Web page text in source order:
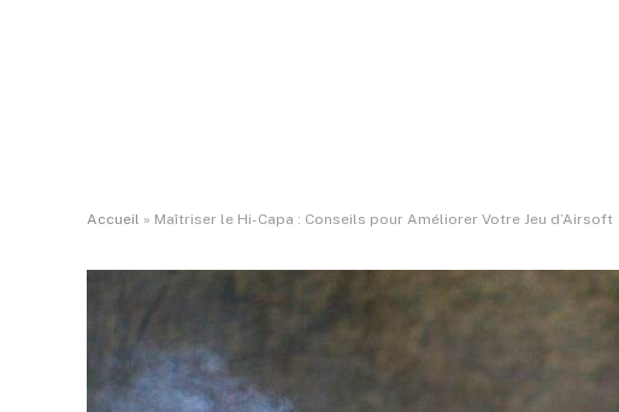
Accueil » Maîtriser le Hi-Capa : Conseils pour Améliorer Votre Jeu d’Airsoft